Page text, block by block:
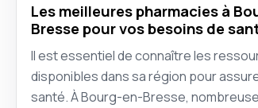
Les meilleures pharmacies à
Bresse pour vos besoins de
Il est essentiel de connaître les
disponibles dans sa région pour
santé. À Bourg-en-Bresse,